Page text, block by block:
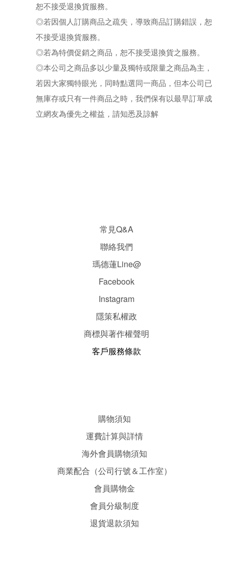
恕不接受退換貨服務。
◎若因個人訂購商品之疏失，導致商品訂購錯誤，恕
不接受退換貨服務。
◎若為特價促銷之商品，恕不接受退換貨之服務。
◎本公司之商品多以少量及獨特或限量之商品為主，
若因大家獨特眼光，同時點選同一商品，但本公司已
無庫存或只有一件商品之時，我們保有以最早訂單成
立網友為優先之權益，請知悉及諒解
常見Q&A
聯絡我們
瑪德蓮Line@
Facebook
Instagram
隱策私權政
商標與著作權聲明
客戶服務條款
購物須知
運費計算與詳情
海外會員購物須知
商業配合（公司行號＆工作室）
會員購物金
會員分級制度
退貨退款須知